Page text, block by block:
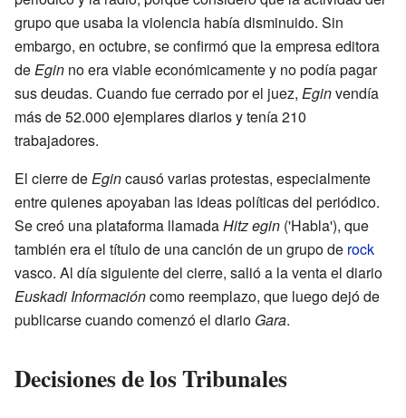
grupo que usaba la violencia había disminuido. Sin
embargo, en octubre, se confirmó que la empresa editora
deEgin no era viable económicamente y no podía pagar
sus deudas. Cuando fue cerrado por el juez, Eginvendía
más de 52.000 ejemplares diarios y tenía 210
trabajadores.
El cierre deEgincausó varias protestas, especialmente
entre quienes apoyaban las ideas políticas del periódico.
Se creó una plataforma llamadaHitz egin ('Habla'), que
también era el título de una canción de un grupo de rock
vasco. Al día siguiente del cierre, salió a la venta el diario
Euskadi Informacióncomo reemplazo, que luego dejó de
publicarse cuando comenzó el diario Gara.
Decisiones de los Tribunales